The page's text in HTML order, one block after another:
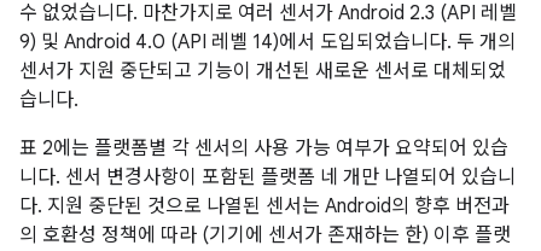
수 없었습니다. 마찬가지로 여러 센서가 Android 2.3 (API 레벨
9) 및 Android 4.0 (API 레벨 14)에서 도입되었습니다. 두 개의
센서가 지원 중단되고 기능이 개선된 새로운 센서로 대체되었
습니다.
표 2에는 플랫폼별 각 센서의 사용 가능 여부가 요약되어 있습
니다. 센서 변경사항이 포함된 플랫폼 네 개만 나열되어 있습니
다. 지원 중단된 것으로 나열된 센서는 Android의 향후 버전과
의 호환성 정책에 따라 (기기에 센서가 존재하는 한) 이후 플랫